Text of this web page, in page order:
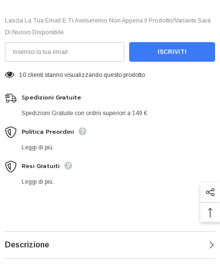
Lascia La Tua Email E Ti Avviseremo Non Appena Il Prodotto/variante Sarà
Di Nuovo Disponibile
ISCRIVITI
10 clienti stanno visualizzando questo prodotto
Spedizioni Gratuite
Spedizioni Gratuite con ordini superiori a 149 €
Politica Preordini
Leggi di più.
Resi Gratuiti
Leggi di più.
Descrizione